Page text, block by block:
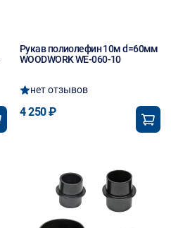
Рукав полиолефин 10м d=60мм
WOODWORK WE-060-10
нет отзывов
4 250 ₽